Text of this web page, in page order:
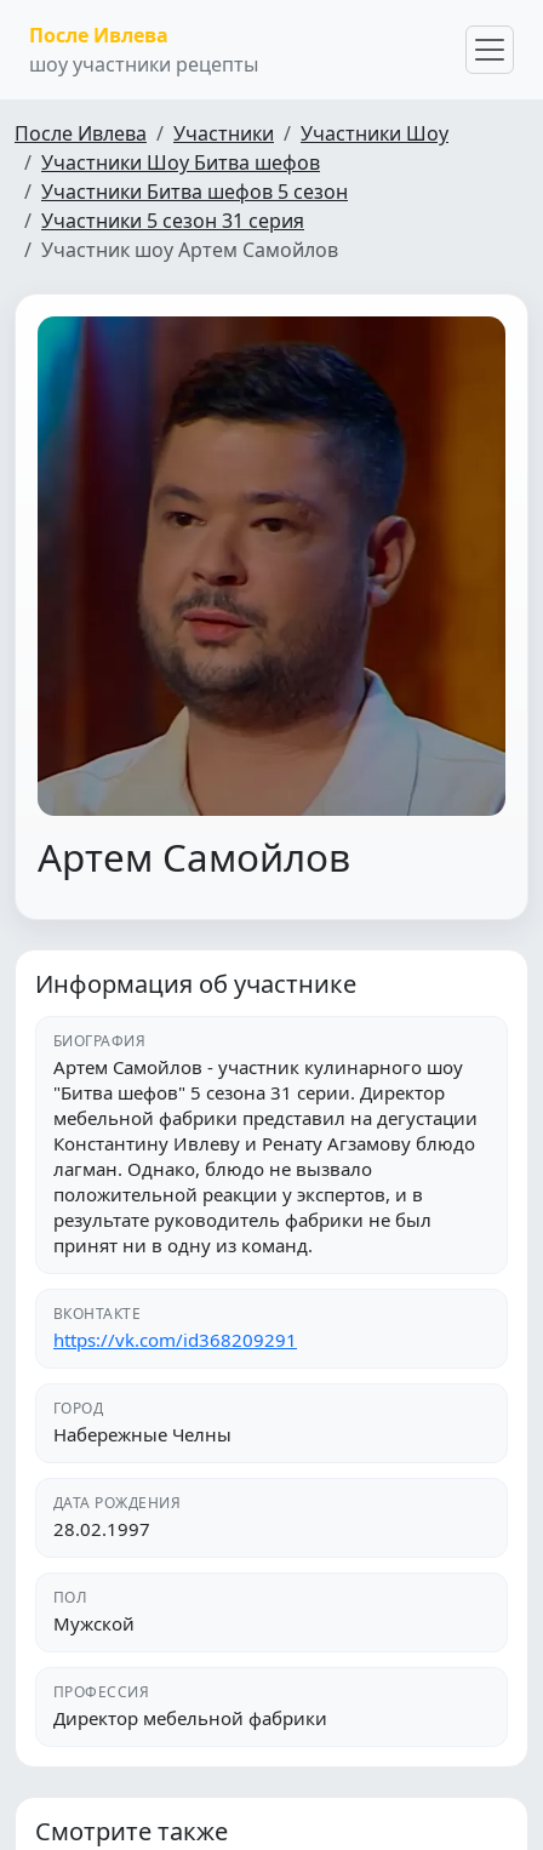
После Ивлева
шоу участники рецепты
После Ивлева Участники
Участники Шоу
Участники Шоу Битва шефов
Участники Битва шефов 5 сезон
Участники 5 сезон 31 серия
Участник шоу Артем Самойлов
Артем Самойлов
Информация об участнике
БИОГРАФИЯ
Артем Самойлов - участник кулинарного шоу
"Битва шефов" 5 сезона 31 серии. Директор
мебельной фабрики представил на дегустации
Константину Ивлеву и Ренату Агзамову блюдо
лагман. Однако, блюдо не вызвало
положительной реакции у экспертов, и в
результате руководитель фабрики не был
принят ни в одну из команд.
ВКОНТАКТЕ
https://vk.com/id368209291
ГОРОД
Набережные Челны
ДАТА РОЖДЕНИЯ
28.02.1997
ПОЛ
Мужской
ПРОФЕССИЯ
Директор мебельной фабрики
Смотрите также